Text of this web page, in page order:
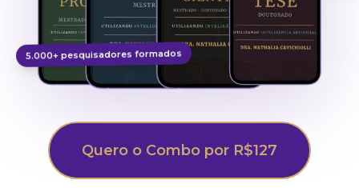
5.000+ pesquisadores formados
Quero o Combo por R$127